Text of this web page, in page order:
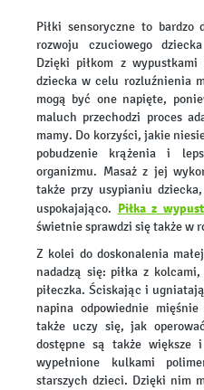
Piłki sensoryczne to bardzo
rozwoju czuciowego
Dzięki piłkom z wypustkami
dziecka w celu rozluźnienia
mogą być one napięte,
maluch przechodzi proces
mamy. Do korzyści, jakie
pobudzenie krążenia i
organizmu. Masaż z jej
także przy usypianiu
uspokajająco. Piłka z
świetnie sprawdzi się także w
Z kolei do doskonalenia
nadadzą się: piłka z
piłeczka. Ściskając i
napina odpowiednie
także uczy się, jak
dostępne są także większe
wypełnione kulkami
starszych dzieci. Dzięki nim